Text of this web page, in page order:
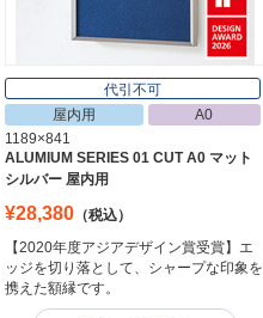
代引不可
屋内用
A0
1189×841
ALUMIUM SERIES 01 CUT A0 マット
シルバー 屋内用
¥28,380 （税込）
【2020年度アジアデザイン賞受賞】エ
ッジを切り落として、シャープな印象を
携えた額縁です。